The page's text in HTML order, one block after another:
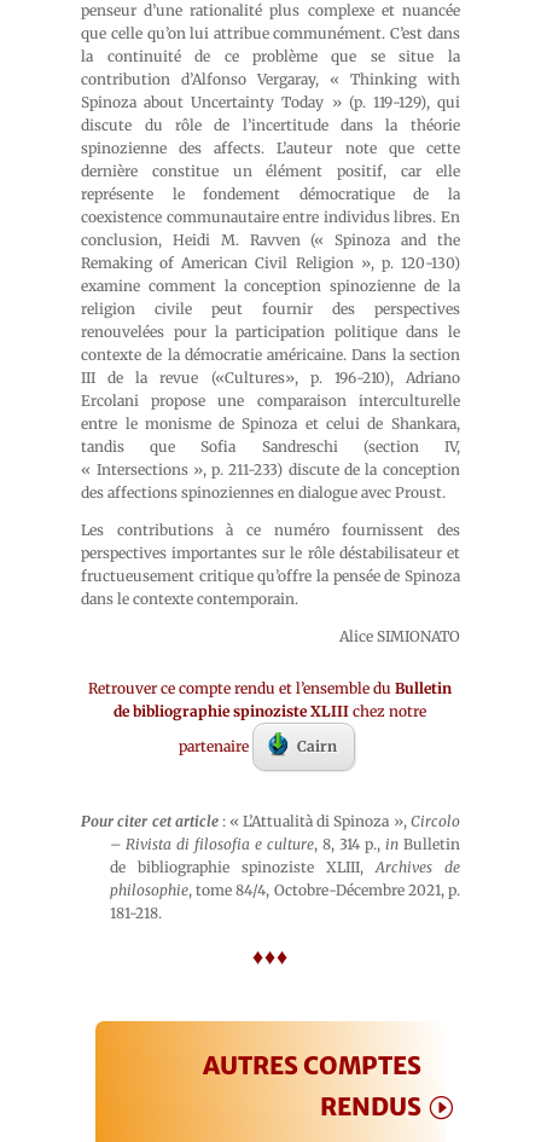
penseur d’une rationalité plus complexe et nuancée
que celle qu’on lui attribue communément. C’est dans
la continuité de ce problème que se situe la
contribution d’Alfonso Vergaray, « Thinking with
Spinoza about Uncertainty Today » (p. 119-129), qui
discute du rôle de l’incertitude dans la théorie
spinozienne des affects. L’auteur note que cette
dernière constitue un élément positif, car elle
représente le fondement démocratique de la
coexistence communautaire entre individus libres. En
conclusion, Heidi M. Ravven (« Spinoza and the
Remaking of American Civil Religion », p. 120-130)
examine comment la conception spinozienne de la
religion civile peut fournir des perspectives
renouvelées pour la participation politique dans le
contexte de la démocratie américaine. Dans la section
III de la revue («Cultures», p. 196-210), Adriano
Ercolani propose une comparaison interculturelle
entre le monisme de Spinoza et celui de Shankara,
tandis que Sofia Sandreschi (section IV,
« Intersections », p. 211-233) discute de la conception
des affections spinoziennes en dialogue avec Proust.
Les contributions à ce numéro fournissent des
perspectives importantes sur le rôle déstabilisateur et
fructueusement critique qu’offre la pensée de Spinoza
dans le contexte contemporain.
Alice SIMIONATO
Retrouver ce compte rendu et l’ensemble duBulletin
de bibliographie spinoziste XLIII chez notre
partenaire
Cairn
Pour citer cet article: « L’Attualità di Spinoza », Circolo
– Rivista di filosofia e culture, 8, 314 p., inBulletin
de bibliographie spinoziste XLIII,Archives de
philosophie, tome 84/4, Octobre-Décembre 2021, p.
181-218.
♦♦♦
AUTRES COMPTES
RENDUS